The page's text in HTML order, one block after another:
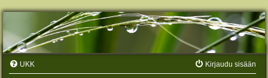
UKK Kirjaudu sisään